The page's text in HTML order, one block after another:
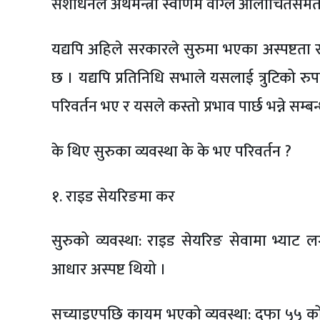
यद्यपि अहिले सरकारले सुरुमा भएका
छ । यद्यपि प्रतिनिधि सभाले यसलाई
परिवर्तन भए र यसले कस्तो प्रभाव पार्छ भन्ने
के थिए सुरुका व्यवस्था के के भए परिवर्तन ?
१. राइड सेयरिङमा कर
सुरुको व्यवस्था: राइड सेयरिङ सेवामा भ्याट
आधार अस्पष्ट थियो ।